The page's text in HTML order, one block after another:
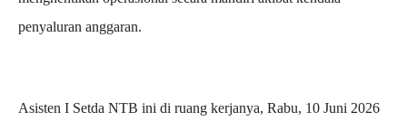
penyaluran anggaran.
Asisten I Setda NTB ini di ruang kerjanya, Rabu, 10 Juni 2026